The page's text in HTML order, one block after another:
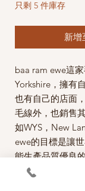
只剩 5 件庫存
新增
baa ram ewe這
Yorkshire，擁有
也有自己的店面
毛線外，也銷售
如WYS，New
ewe的目標是讓
能生產品質優良